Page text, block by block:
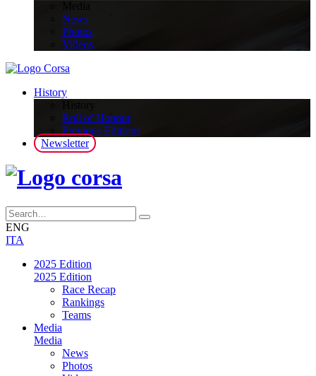
News
Photos
Videos
History
Roll of Honour
Previous Editions
Newsletter
ENG
ITA
2025 Edition
2025 Edition
Race Recap
Rankings
Teams
Media
Media
News
Photos